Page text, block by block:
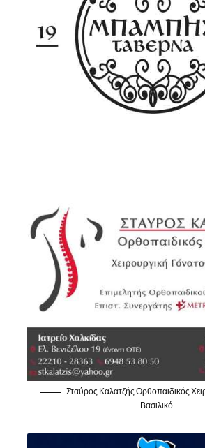
Σταύρος Καλατζής Ορθοπαιδικός
Βασιλικό